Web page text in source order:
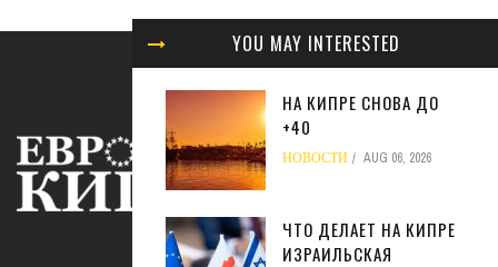
YOU MAY INTERESTED
НА КИПРЕ СНОВА ДО
+40
НОВОСТИ AUG 06, 2026
ЧТО ДЕЛАЕТ НА КИПРЕ
ИЗРАИЛЬСКАЯ
ABOUT US